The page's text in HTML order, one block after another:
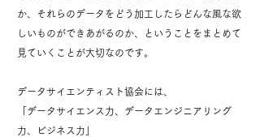
か、
それらのデータをどう加工したらどんな風な欲
しいものができあがるのか、ということをまとめて
見ていくことが大切なのです。
データサイエンティスト協会には、
「データサイエンス力、データエンジニアリング
力、ビジネス力」